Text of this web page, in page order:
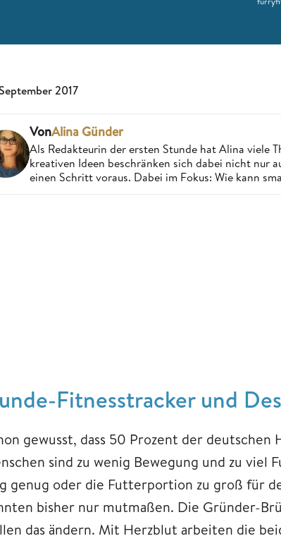
2017
VonAlina Günder
Als Redakteurin der ersten Stunde hat Alina viele
kreativen Ideen beschränken sich dabei nicht nur
einen Schritt voraus. Dabei im Fokus: Wie kann
Fitnesstracker und
gewusst, dass 50 Prozent der
sind zu wenig Bewegung und zu viel
genug oder die Futterportion zu groß für
bisher nur mutmaßen. Die Gründer-
das ändern. Mit Herzblut arbeiten die